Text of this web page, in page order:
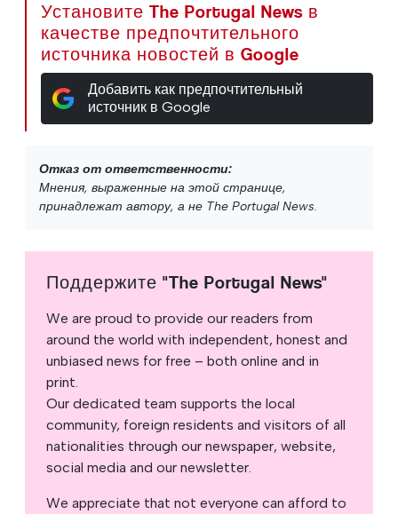
Установите The Portugal News в
качестве предпочтительного
источника новостей в Google
Добавить как предпочтительный
источник в Google
Отказ от ответственности:
Мнения, выраженные на этой странице,
принадлежат автору, а не The Portugal News.
Поддержите "The Portugal News"
We are proud to provide our readers from
around the world with independent, honest and
unbiased news for free – both online and in
print.
Our dedicated team supports the local
community, foreign residents and visitors of all
nationalities through our newspaper, website,
social media and our newsletter.
We appreciate that not everyone can afford to